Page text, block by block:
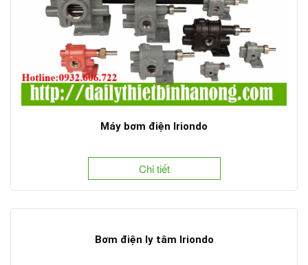
Máy bơm điện Iriondo
Chi tiết
Bơm điện ly tâm Iriondo